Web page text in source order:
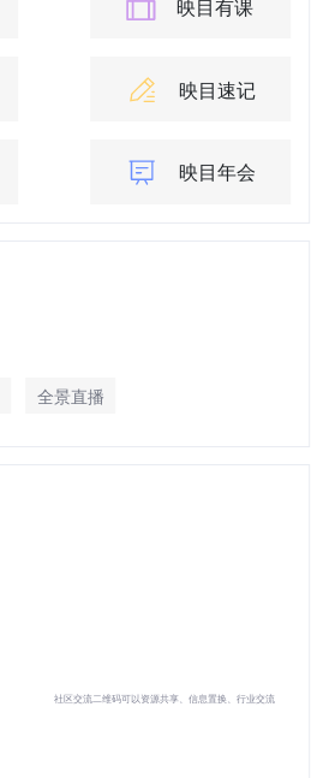
映目有课
映目速记
映目年会
全景直播
社区交流二维码可以资源共享、信息置换、行业交流